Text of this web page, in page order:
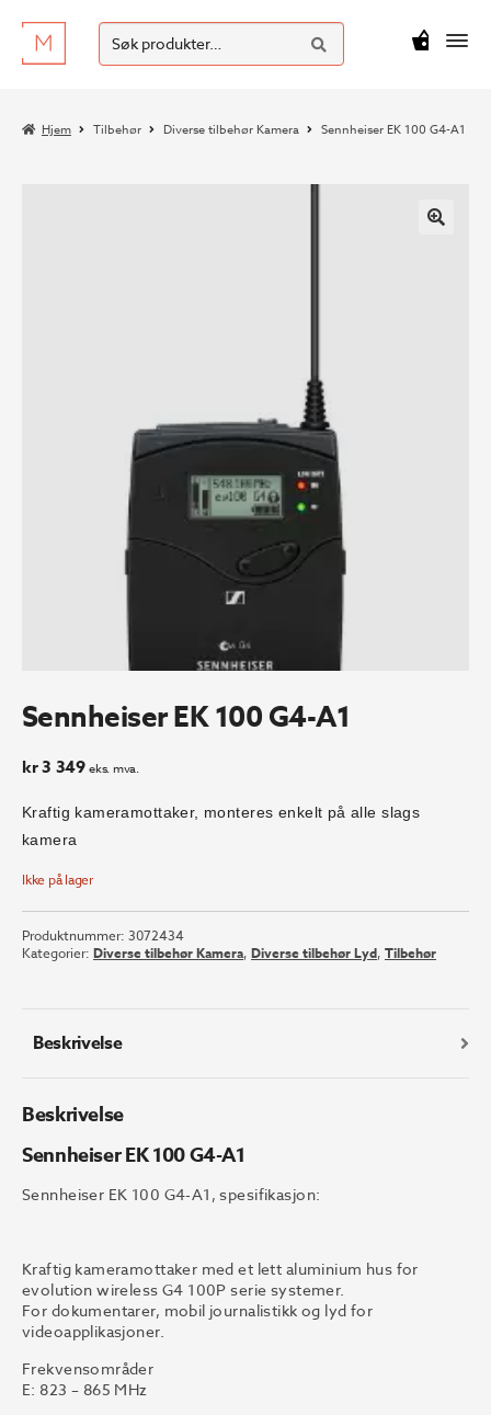
Hopp
til
Hopp
til
Søk
etter:
SØK
kr0
Hjem Tilbehør Diverse tilbehør Kamera Sennheiser EK 100 G4-A1
Sennheiser EK 100 G4-A1
kr3 349 eks. mva.
Kraftig kameramottaker, monteres enkelt på alle slags
kamera
Ikke på lager
Produktnummer: 3072434
Kategorier: Diverse tilbehør Kamera, Diverse tilbehør Lyd, Tilbehør
Beskrivelse
Beskrivelse
Sennheiser EK 100 G4-A1
Sennheiser EK 100 G4-A1, spesifikasjon:
Kraftig kameramottaker med et lett aluminium hus for
evolution wireless G4 100P serie systemer.
For dokumentarer, mobil journalistikk og lyd for
videoapplikasjoner.
Frekvensområder
E: 823 – 865 MHz